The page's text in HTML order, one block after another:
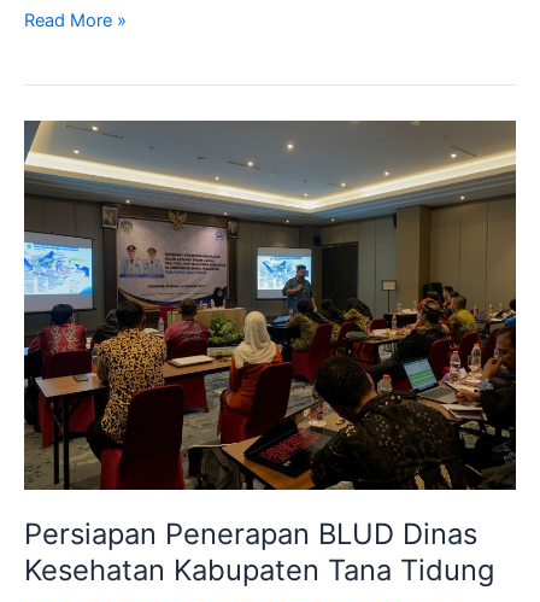
Read More »
Persiapan Penerapan BLUD Dinas
Kesehatan Kabupaten Tana Tidung
Persiapan
Penerapan
BLUD
Kesehatan
Kabupaten
Tana
Tidung